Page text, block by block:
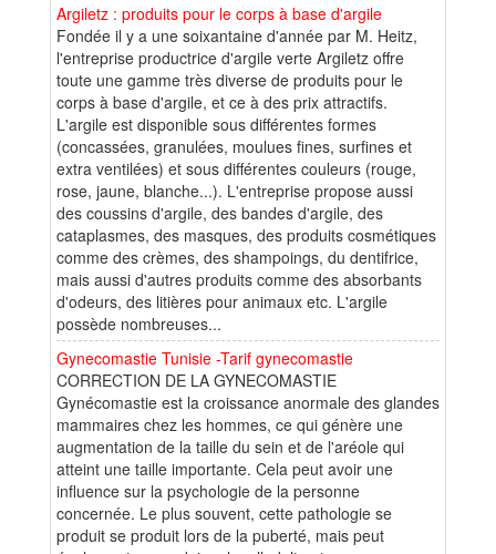
Argiletz : produits pour le corps à base d'argile
Fondée il y a une soixantaine d'année par M. Heitz,
l'entreprise productrice d'argile verte Argiletz offre
toute une gamme très diverse de produits pour le
corps à base d'argile, et ce à des prix attractifs.
L'argile est disponible sous différentes formes
(concassées, granulées, moulues fines, surfines et
extra ventilées) et sous différentes couleurs (rouge,
rose, jaune, blanche...). L'entreprise propose aussi
des coussins d'argile, des bandes d'argile, des
cataplasmes, des masques, des produits cosmétiques
comme des crèmes, des shampoings, du dentifrice,
mais aussi d'autres produits comme des absorbants
d'odeurs, des litières pour animaux etc. L'argile
possède nombreuses...
Gynecomastie Tunisie -Tarif gynecomastie
CORRECTION DE LA GYNECOMASTIE
Gynécomastie est la croissance anormale des glandes
mammaires chez les hommes, ce qui génère une
augmentation de la taille du sein et de l'aréole qui
atteint une taille importante. Cela peut avoir une
influence sur la psychologie de la personne
concernée. Le plus souvent, cette pathologie se
produit se produit lors de la puberté, mais peut